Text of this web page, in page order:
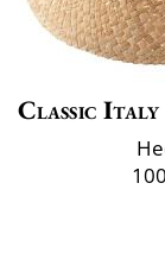
Classic Italy